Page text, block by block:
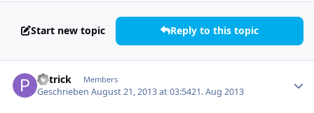
Start new topic Reply to this topic
P4trick Members
GeschriebenAugust 21, 2013 at 03:5421. Aug 2013